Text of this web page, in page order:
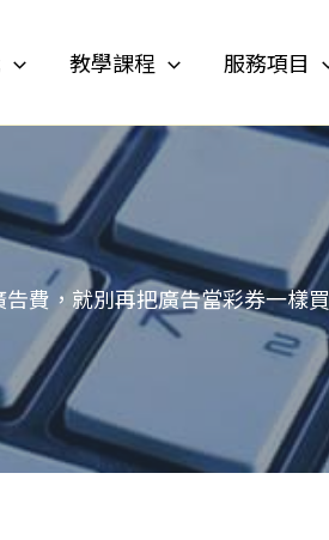
教學課程 服務項目
費，就別再把廣告當彩券一樣買